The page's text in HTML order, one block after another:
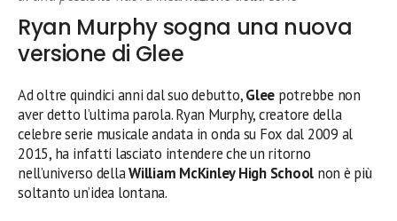
Ryan Murphy sogna una nuova
versione di Glee
Ad oltre quindici anni dal suo debutto,Glee potrebbe non
aver detto l’ultima parola. Ryan Murphy, creatore della
celebre serie musicale andata in onda su Fox dal 2009 al
2015, ha infatti lasciato intendere che un ritorno
nell’universo dellaWilliam McKinley High School non è più
soltanto un’idea lontana.